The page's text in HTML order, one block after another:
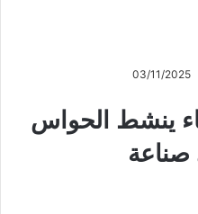
03/11/2025
ينشط الحواس